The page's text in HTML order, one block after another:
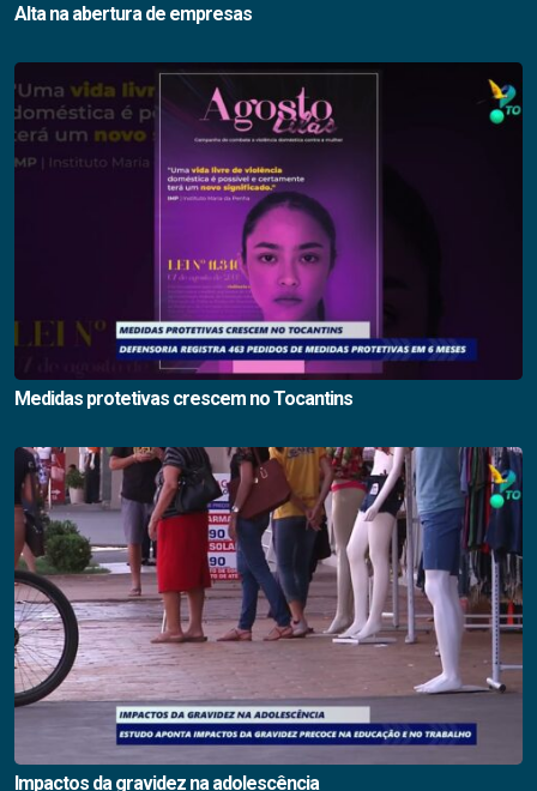
Alta na abertura de empresas
Medidas protetivas crescem no Tocantins
Impactos da gravidez na adolescência